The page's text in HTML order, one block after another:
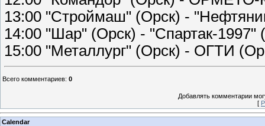
13:00 "Строймаш" (Орск) -
14:00 "Шар" (Орск) - "Спартак-1997"
15:00 "Металлург" (Орск) - ОГТИ
Всего комментариев: 0
Добавлять комментарии
[
Calendar